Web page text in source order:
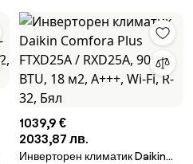
1039,9 €
2033,87 лв.
Инверторен климатик Daikin